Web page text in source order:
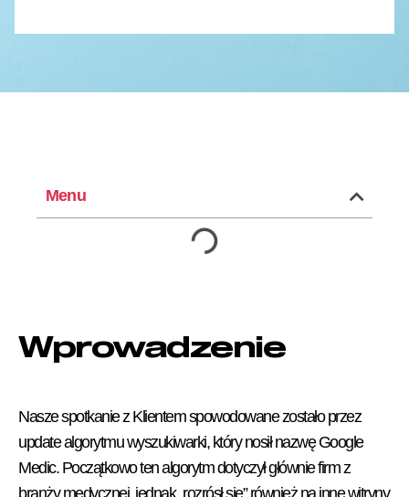
Menu
Wprowadzenie
Nasze spotkanie z Klientem spowodowane zostało przez
update algorytmu wyszukiwarki, który nosił nazwę Google
Medic. Początkowo ten algorytm dotyczył głównie firm z
branży medycznej, jednak „rozrósł się” również na inne witryny